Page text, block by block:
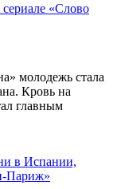
«Слово
молодежь стала
Кровь на
главным
в Испании,
Париж»